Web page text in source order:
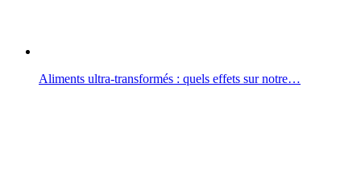
Aliments ultra-transformés : quels effets sur notre…